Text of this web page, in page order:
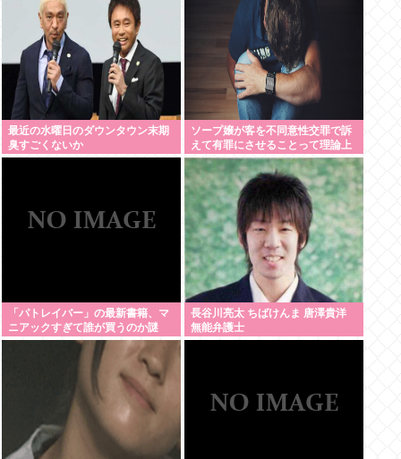
最近の水曜日のダウンタウン末期
臭すごくないか
ソープ嬢が客を不同意性交罪で訴
えて有罪にさせることって理論上
可能？
「パトレイバー」の最新書籍、マ
ニアックすぎて誰が買うのか謎
長谷川亮太 ちばけんま 唐澤貴洋
無能弁護士